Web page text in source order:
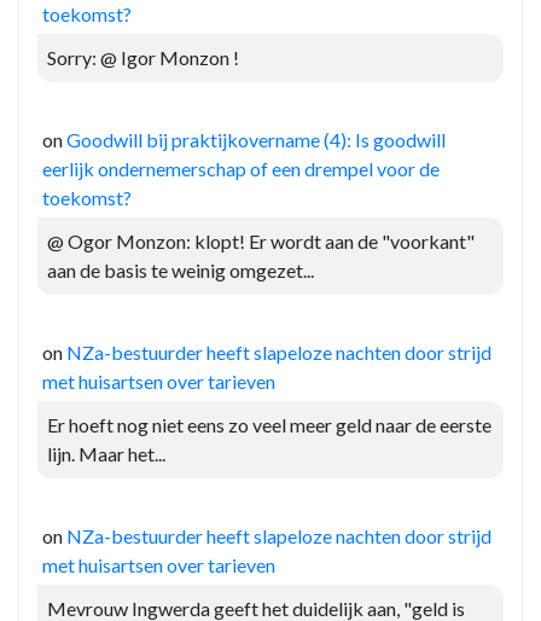
toekomst?
Sorry: @ Igor Monzon !
onGoodwill bij praktijkovername (4): Is goodwill
eerlijk ondernemerschap of een drempel voor de
toekomst?
@ Ogor Monzon: klopt! Er wordt aan de "voorkant"
aan de basis te weinig omgezet...
on NZa-bestuurder heeft slapeloze nachten door strijd
met huisartsen over tarieven
Er hoeft nog niet eens zo veel meer geld naar de eerste
lijn. Maar het...
on NZa-bestuurder heeft slapeloze nachten door strijd
met huisartsen over tarieven
Mevrouw Ingwerda geeft het duidelijk aan, "geld is